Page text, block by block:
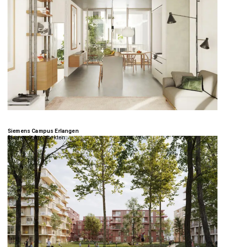
Siemens Campus Erlangen
Blauwerk Architekten